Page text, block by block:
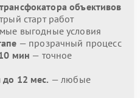
объективов
старт работ
выгодные условия
— прозрачный процесс
мин — точное
до 12 мес. — любые